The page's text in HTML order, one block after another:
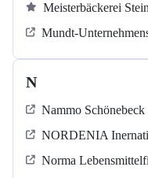
Meisterbäckerei
Mundt-
N
Nammo
NORDENIA
Norma